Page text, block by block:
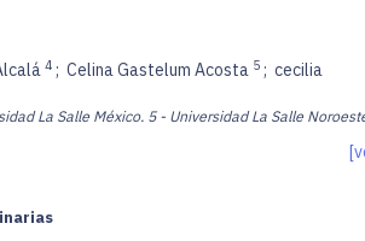
4 ; Celina Gastelum Acosta 5 ; cecilia
La Salle México. 5 - Universidad La Salle